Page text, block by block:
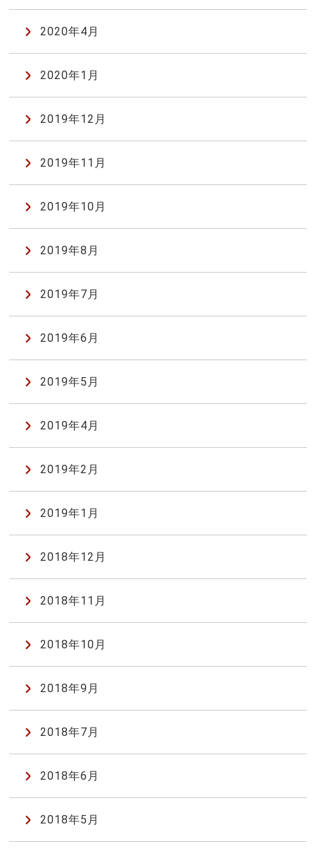
2020年4月
2020年1月
2019年12月
2019年11月
2019年10月
2019年8月
2019年7月
2019年6月
2019年5月
2019年4月
2019年2月
2019年1月
2018年12月
2018年11月
2018年10月
2018年9月
2018年7月
2018年6月
2018年5月